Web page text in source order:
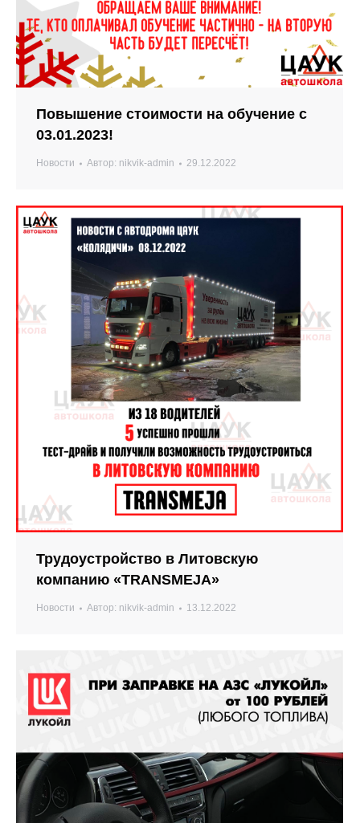
Повышение стоимости на обучение с
03.01.2023!
Новости Автор: nikvik-admin 29.12.2022
Трудоустройство в Литовскую
компанию «TRANSMEJA»
Новости Автор: nikvik-admin 13.12.2022